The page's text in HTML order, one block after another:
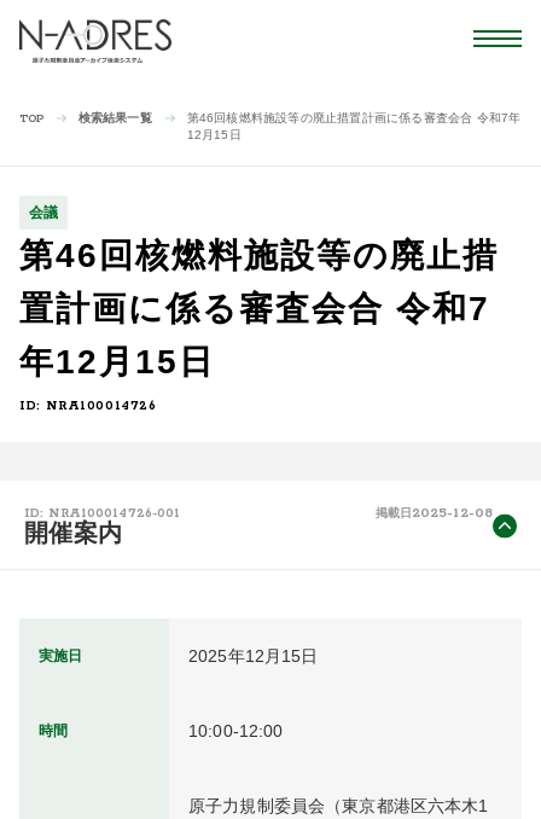
TOP 検索結果一覧
第46回核燃料施設等の廃止措置計画に係る審査会合 令和7年
12月15日
会議
第46回核燃料施設等の廃止措
置計画に係る審査会合 令和7
年12月15日
ID: NRA100014726
ID: NRA100014726-001 掲載日 2025-12-08
開催案内
実施日 2025年12月15日
時間 10:00-12:00
原子力規制委員会（東京都港区六本木1